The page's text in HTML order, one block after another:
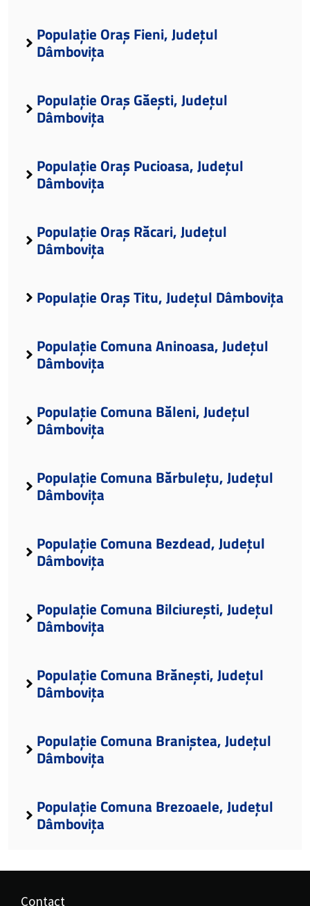
Populație Oraș Fieni, Județul
Dâmbovița
Populație Oraș Găești, Județul
Dâmbovița
Populație Oraș Pucioasa, Județul
Dâmbovița
Populație Oraș Răcari, Județul
Dâmbovița
Populație Oraș Titu, Județul Dâmbovița
Populație Comuna Aninoasa, Județul
Dâmbovița
Populație Comuna Băleni, Județul
Dâmbovița
Populație Comuna Bărbulețu, Județul
Dâmbovița
Populație Comuna Bezdead, Județul
Dâmbovița
Populație Comuna Bilciurești, Județul
Dâmbovița
Populație Comuna Brănești, Județul
Dâmbovița
Populație Comuna Braniștea, Județul
Dâmbovița
Populație Comuna Brezoaele, Județul
Dâmbovița
Contact